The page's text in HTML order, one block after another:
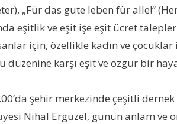
„Für das gute leben für alle!“
eşitlik ve eşit işe eşit ücret
için, özellikle kadın ve
karşı eşit ve özgür bir
şehir merkezinde çeşitli
Nihal Ergüzel, günün anlam